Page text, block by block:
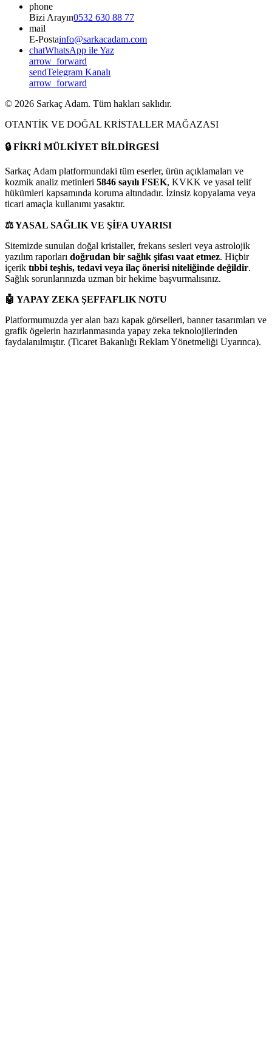
phone
Bizi Arayın0532 630 88 77
mail
E-Postainfo@sarkacadam.com
chatWhatsApp ile Yaz
arrow_forward
sendTelegram Kanalı
arrow_forward
© 2026 Sarkaç Adam. Tüm hakları saklıdır.
OTANTİK VE DOĞAL KRİSTALLER MAĞAZASI
🔒FİKRİ MÜLKİYET BİLDİRGESİ
Sarkaç Adam platformundaki tüm eserler, ürün açıklamaları ve
kozmik analiz metinleri 5846 sayılı FSEK, KVKK ve yasal telif
hükümleri kapsamında koruma altındadır. İzinsiz kopyalama veya
ticari amaçla kullanımı yasaktır.
⚖️YASAL SAĞLIK VE ŞİFA UYARISI
Sitemizde sunulan doğal kristaller, frekans sesleri veya astrolojik
yazılım raporları doğrudan bir sağlık şifası vaat etmez. Hiçbir
içerik tıbbi teşhis, tedavi veya ilaç önerisi niteliğinde değildir.
Sağlık sorunlarınızda uzman bir hekime başvurmalısınız.
🤖 YAPAY ZEKA ŞEFFAFLIK NOTU
Platformumuzda yer alan bazı kapak görselleri, banner tasarımları ve
grafik ögelerin hazırlanmasında yapay zeka teknolojilerinden
faydalanılmıştır. (Ticaret Bakanlığı Reklam Yönetmeliği Uyarınca).